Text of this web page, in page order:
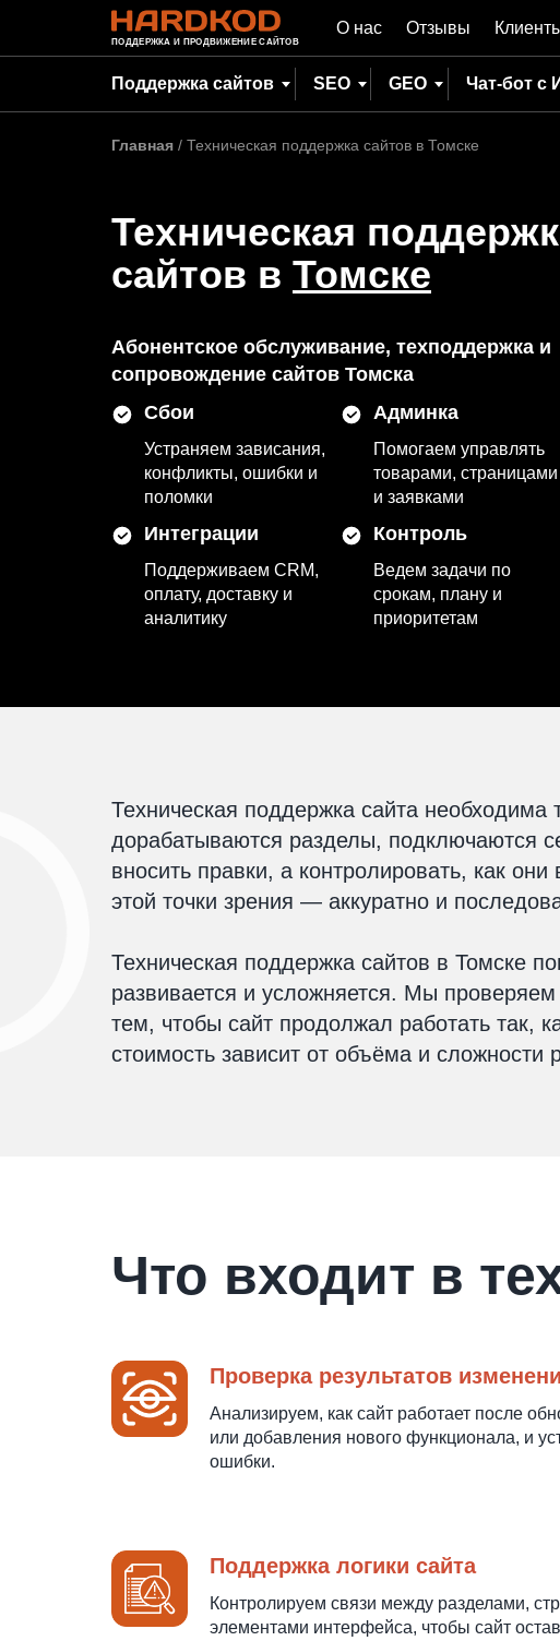
ПОДДЕРЖКА И ПРОДВИЖЕНИЕ САЙТОВ
О нас Отзывы
Поддержка сайтов SEO GEO Чат-бот с
Главная / Техническая поддержка сайтов в Томске
Техническая
сайтов в Томске
Абонентское обслуживание, техподдержка и
сопровождение сайтов Томска
Сбои
Устраняем зависания,
конфликты, ошибки и
поломки
Админка
Помогаем управлять
товарами, страницами
и заявками
Интеграции
Поддерживаем CRM,
оплату, доставку и
аналитику
Контроль
Ведем задачи по
срокам, плану и
приоритетам
Техническая поддержка сайта необходима
дорабатываются разделы, подключаются
вносить правки, а контролировать, как
этой точки зрения — аккуратно и
Техническая поддержка сайтов в Томске
развивается и усложняется. Мы
тем, чтобы сайт продолжал работать так,
стоимость зависит от объёма и сложности
Что входит в
Проверка результатов
Анализируем, как сайт работает после
или добавления нового функционала, и
ошибки.
Поддержка логики сайта
Контролируем связи между разделами,
элементами интерфейса, чтобы сайт